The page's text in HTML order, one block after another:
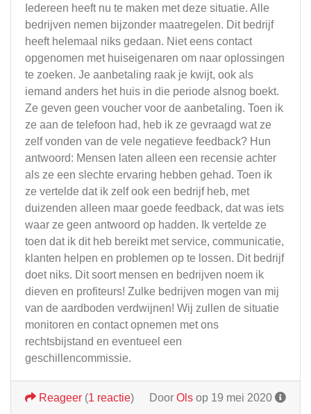
Iedereen heeft nu te maken met deze situatie. Alle
bedrijven nemen bijzonder maatregelen. Dit bedrijf
heeft helemaal niks gedaan. Niet eens contact
opgenomen met huiseigenaren om naar oplossingen
te zoeken. Je aanbetaling raak je kwijt, ook als
iemand anders het huis in die periode alsnog boekt.
Ze geven geen voucher voor de aanbetaling. Toen ik
ze aan de telefoon had, heb ik ze gevraagd wat ze
zelf vonden van de vele negatieve feedback? Hun
antwoord: Mensen laten alleen een recensie achter
als ze een slechte ervaring hebben gehad. Toen ik
ze vertelde dat ik zelf ook een bedrijf heb, met
duizenden alleen maar goede feedback, dat was iets
waar ze geen antwoord op hadden. Ik vertelde ze
toen dat ik dit heb bereikt met service, communicatie,
klanten helpen en problemen op te lossen. Dit bedrijf
doet niks. Dit soort mensen en bedrijven noem ik
dieven en profiteurs! Zulke bedrijven mogen van mij
van de aardboden verdwijnen! Wij zullen de situatie
monitoren en contact opnemen met ons
rechtsbijstand en eventueel een
geschillencommissie.
Door Ols op 19 mei 2020
Reageer (1 reactie)